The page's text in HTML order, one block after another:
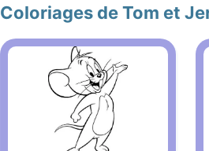
Coloriages de Tom et